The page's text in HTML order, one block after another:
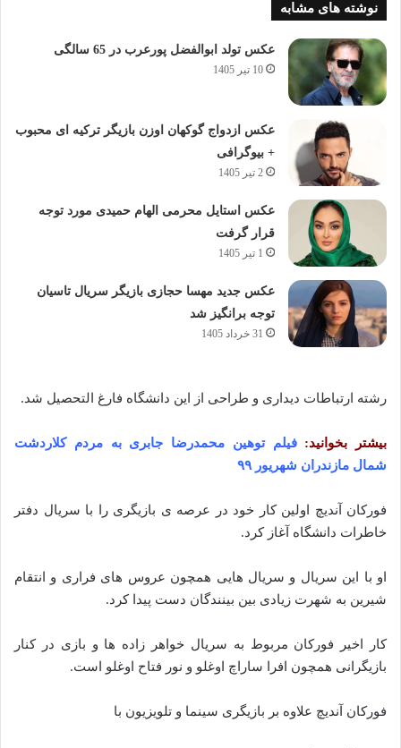
نوشته های مشابه
عکس تولد ابوالفضل پورعرب در 65 سالگی
10 تیر 1405
عکس ازدواج گوکهان اوزن بازیگر ترکیه ای محبوب
+ بیوگرافی
2 تیر 1405
عکس استایل محرمی الهام حمیدی مورد توجه
قرار گرفت
1 تیر 1405
عکس جدید مهسا حجازی بازیگر سریال تاسیان
توجه برانگیز شد
31 خرداد 1405
رشته ارتباطات دیداری و طراحی از این دانشگاه فارغ التحصیل شد.
بیشتر بخوانید: فیلم توهین محمدرضا جابری به مردم کلاردشت
شمال مازندران شهریور ۹۹
فورکان آندیچ اولین کار خود در عرصه ی بازیگری را با سریال دفتر
خاطرات دانشگاه آغاز کرد.
او با این سریال و سریال هایی همچون عروس های فراری و انتقام
شیرین به شهرت زیادی بین بینندگان دست پیدا کرد.
کار اخیر فورکان مربوط به سریال خواهر زاده ها و بازی در کنار
بازیگرانی همچون افرا ساراچ اوغلو و نور فتاح اوغلو است.
فورکان آندیچ علاوه بر بازیگری سینما و تلویزیون با